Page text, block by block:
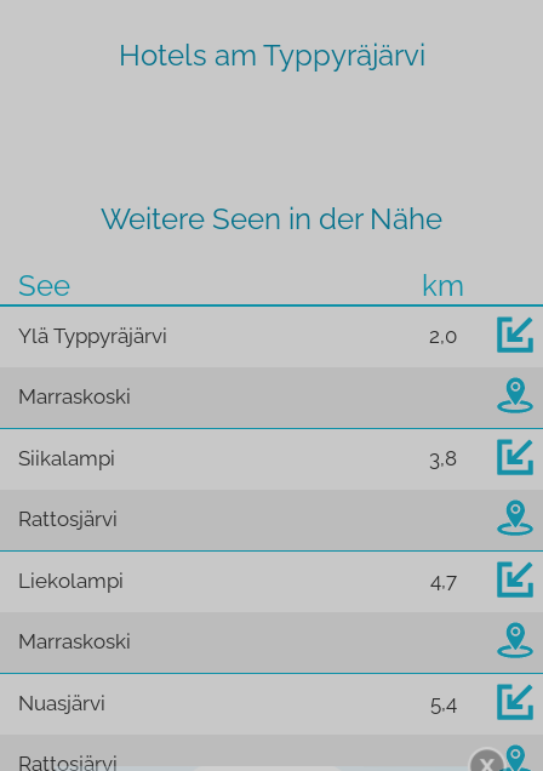
Hotels am Typpyräjärvi
Weitere Seen in der Nähe
See
km
Ylä Typpyräjärvi 2,0
Marraskoski
Siikalampi 3,8
Rattosjärvi
Liekolampi 4,7
Marraskoski
Nuasjärvi 5,4
Rattosjärvi